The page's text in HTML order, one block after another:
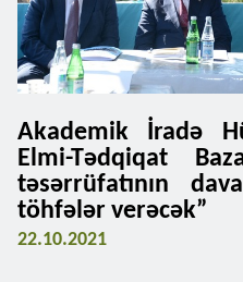
Akademik İradə
Elmi-Tədqiqat
təsərrüfatının
töhfələr verəcək”
22.10.2021